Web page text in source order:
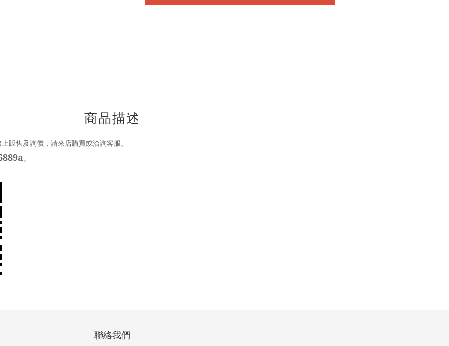
商品描述
販售及詢價，請來店購買或洽詢客服。
。
聯絡我們